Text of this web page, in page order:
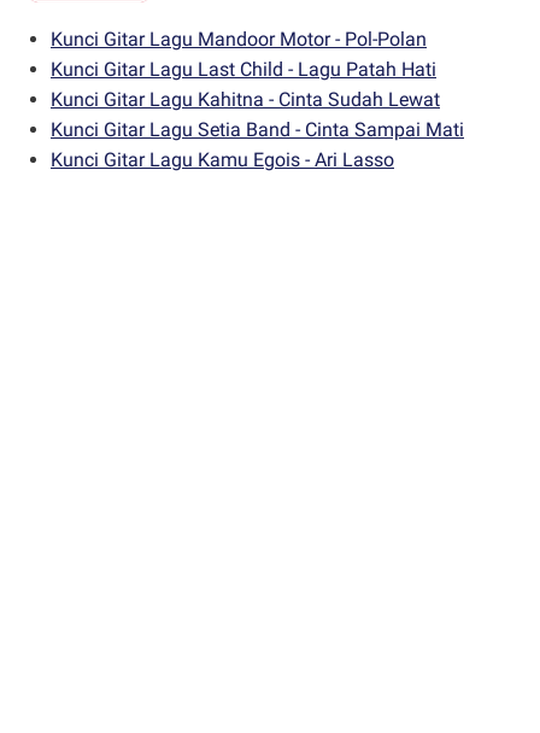
Kunci Gitar Lagu Mandoor Motor - Pol-Polan
Kunci Gitar Lagu Last Child - Lagu Patah Hati
Kunci Gitar Lagu Kahitna - Cinta Sudah Lewat
Kunci Gitar Lagu Setia Band - Cinta Sampai Mati
Kunci Gitar Lagu Kamu Egois - Ari Lasso